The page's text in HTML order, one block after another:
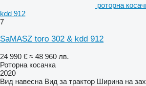
роторна
kdd 912
7
SaMASZ toro 302 & kdd 912
24 990 € ≈ 48 960 лв.
Роторна косачка
2020
Вид навесна Вид за трактор Ширина на